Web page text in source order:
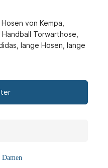
von Kempa,
Torwarthose,
lange Hosen, lange